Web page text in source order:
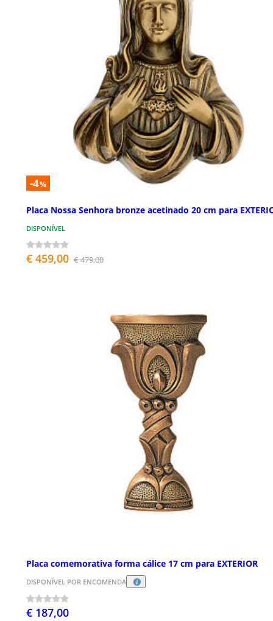
-4%
Placa Nossa Senhora bronze acetinado 20 cm para
DISPONÍVEL
€ 459,00 € 479,00
Placa comemorativa forma cálice 17 cm para EXTERIOR
DISPONÍVEL POR ENCOMENDA
€ 187,00